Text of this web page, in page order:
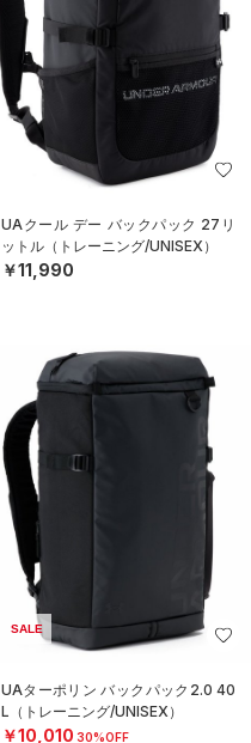
UAクール デー バックパック 27リ
ットル（トレーニング/UNISEX）
￥11,990
SALE
UAターポリン バックパック2.0 40
L（トレーニング/UNISEX）
￥10,010 30%OFF